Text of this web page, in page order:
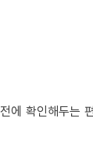
에 확인해두는